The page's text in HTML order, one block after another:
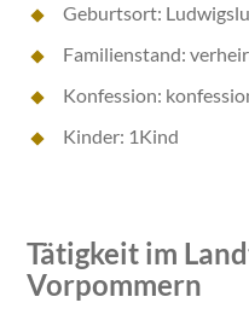
Geburtsort:
Familienstand:
Konfession:
Kinder: 1Kind
Tätigkeit im
Vorpommern